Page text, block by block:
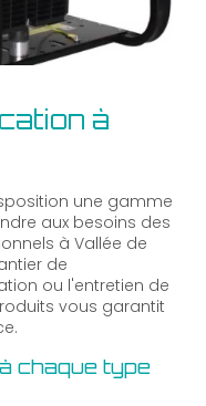
à
une gamme
aux besoins des
à Vallée de
de
ou l'entretien de
vous garantit
chaque type